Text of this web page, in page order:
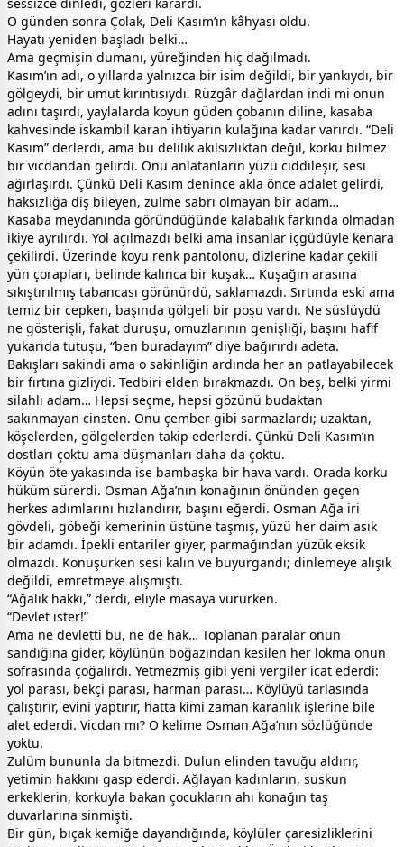
sessizce dinledi, gözleri karardı.
O günden sonra Çolak, Deli Kasım’ın kâhyası oldu.
Hayatı yeniden başladı belki…
Ama geçmişin dumanı, yüreğinden hiç dağılmadı.
Kasım’ın adı, o yıllarda yalnızca bir isim değildi, bir yankıydı, bir
gölgeydi, bir umut kırıntısıydı. Rüzgâr dağlardan indi mi onun
adını taşırdı, yaylalarda koyun güden çobanın diline, kasaba
kahvesinde iskambil karan ihtiyarın kulağına kadar varırdı. “Deli
Kasım” derlerdi, ama bu delilik akılsızlıktan değil, korku bilmez
bir vicdandan gelirdi. Onu anlatanların yüzü ciddileşir, sesi
ağırlaşırdı. Çünkü Deli Kasım denince akla önce adalet gelirdi,
haksızlığa diş bileyen, zulme sabrı olmayan bir adam…
Kasaba meydanında göründüğünde kalabalık farkında olmadan
ikiye ayrılırdı. Yol açılmazdı belki ama insanlar içgüdüyle kenara
çekilirdi. Üzerinde koyu renk pantolonu, dizlerine kadar çekili
yün çorapları, belinde kalınca bir kuşak… Kuşağın arasına
sıkıştırılmış tabancası görünürdü, saklamazdı. Sırtında eski ama
temiz bir cepken, başında gölgeli bir poşu vardı. Ne süslüydü
ne gösterişli, fakat duruşu, omuzlarının genişliği, başını hafif
yukarıda tutuşu, “ben buradayım” diye bağırırdı adeta.
Bakışları sakindi ama o sakinliğin ardında her an patlayabilecek
bir fırtına gizliydi. Tedbiri elden bırakmazdı. On beş, belki yirmi
silahlı adam… Hepsi seçme, hepsi gözünü budaktan
sakınmayan cinsten. Onu çember gibi sarmazlardı; uzaktan,
köşelerden, gölgelerden takip ederlerdi. Çünkü Deli Kasım’ın
dostları çoktu ama düşmanları daha da çoktu.
Köyün öte yakasında ise bambaşka bir hava vardı. Orada korku
hüküm sürerdi. Osman Ağa’nın konağının önünden geçen
herkes adımlarını hızlandırır, başını eğerdi. Osman Ağa iri
gövdeli, göbeği kemerinin üstüne taşmış, yüzü her daim asık
bir adamdı. İpekli entariler giyer, parmağından yüzük eksik
olmazdı. Konuşurken sesi kalın ve buyurgandı; dinlemeye alışık
değildi, emretmeye alışmıştı.
“Ağalık hakkı,” derdi, eliyle masaya vururken.
“Devlet ister!”
Ama ne devletti bu, ne de hak… Toplanan paralar onun
sandığına gider, köylünün boğazından kesilen her lokma onun
sofrasında çoğalırdı. Yetmezmiş gibi yeni vergiler icat ederdi:
yol parası, bekçi parası, harman parası… Köylüyü tarlasında
çalıştırır, evini yaptırır, hatta kimi zaman karanlık işlerine bile
alet ederdi. Vicdan mı? O kelime Osman Ağa’nın sözlüğünde
yoktu.
Zulüm bununla da bitmezdi. Dulun elinden tavuğu aldırır,
yetimin hakkını gasp ederdi. Ağlayan kadınların, suskun
erkeklerin, korkuyla bakan çocukların ahı konağın taş
duvarlarına sinmişti.
Bir gün, bıçak kemiğe dayandığında, köylüler çaresizliklerini